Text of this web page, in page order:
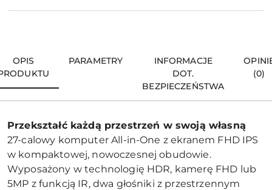
OPIS
PARAMETRY
INFORMACJE
DOT.
BEZPIECZEŃSTWA
(0)
Przekształć każdą przestrzeń w swoją własną
27-calowy komputer All-in-One z ekranem FHD IPS
w kompaktowej, nowoczesnej obudowie.
Wyposażony w technologię HDR, kamerę FHD lub
5MP z funkcją IR, dwa głośniki z przestrzennym